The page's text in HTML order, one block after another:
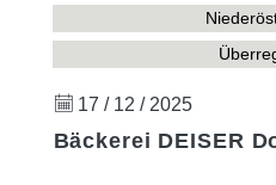
17 / 12 / 2025
Bäckerei DEISER